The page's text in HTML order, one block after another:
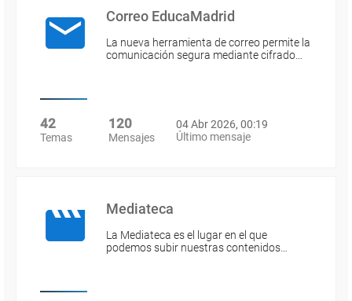
Correo EducaMadrid
La nueva herramienta de correo permite la
comunicación segura mediante cifrado…
42
Temas
120
Mensajes
04 Abr 2026, 00:19
Último mensaje
Mediateca
La Mediateca es el lugar en el que
podemos subir nuestras contenidos…